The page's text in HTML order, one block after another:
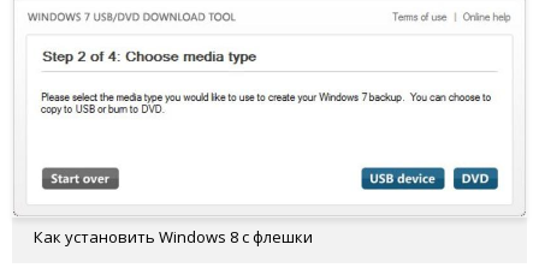
Как установить Windows 8 с флешки